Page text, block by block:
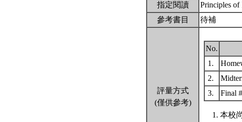
指定閱讀
Principles of
參考書目
待補
評量方式
(僅供參考)
No.
1.
2.
3.
Final
本校